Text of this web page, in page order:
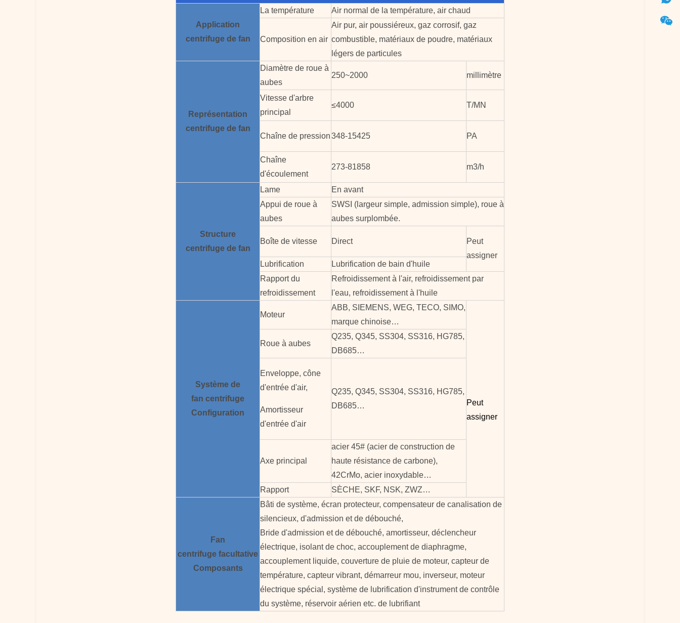
Application
centrifuge de fan
La température Air normal de la température, air chaud
Composition en air
Air pur, air poussiéreux, gaz corrosif, gaz
combustible, matériaux de poudre, matériaux
légers de particules
Représentation
centrifuge de fan
Diamètre de roue à
aubes
250~2000 millimètre
Vitesse d'arbre
principal
≤4000 T/MN
Chaîne de pression348-15425 PA
Chaîne
d'écoulement
273-81858 m3/h
Structure
centrifuge de fan
Lame
En avant
Appui de roue à
aubes
SWSI (largeur simple, admission simple), roue à
aubes surplombée.
Boîte de vitesse Direct
Peut
assigner
Lubrification
Lubrification de bain d'huile
Rapport du
refroidissement
Refroidissement à l'air, refroidissement par
l'eau, refroidissement à l'huile
Système de
fan centrifuge
Configuration
Moteur
ABB, SIEMENS, WEG, TECO, SIMO,
marque chinoise…
Peut
assigner
Roue à aubes
Q235, Q345, SS304, SS316, HG785,
DB685…
Enveloppe, cône
d'entrée d'air,
Amortisseur
d'entrée d'air
Q235, Q345, SS304, SS316, HG785,
DB685…
Axe principal
acier 45# (acier de construction de
haute résistance de carbone),
42CrMo, acier inoxydable…
Rapport
SÈCHE, SKF, NSK, ZWZ…
Fan
centrifuge facultative
Composants
Bâti de système, écran protecteur, compensateur de canalisation de
silencieux, d'admission et de débouché,
Bride d'admission et de débouché, amortisseur, déclencheur
électrique, isolant de choc, accouplement de diaphragme,
accouplement liquide, couverture de pluie de moteur, capteur de
température, capteur vibrant, démarreur mou, inverseur, moteur
électrique spécial, système de lubrification d'instrument de contrôle
du système, réservoir aérien etc. de lubrifiant